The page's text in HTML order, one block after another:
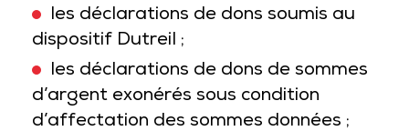
les déclarations de dons soumis au
dispositif Dutreil ;
les déclarations de dons de sommes
d’argent exonérés sous condition
d’affectation des sommes données ;